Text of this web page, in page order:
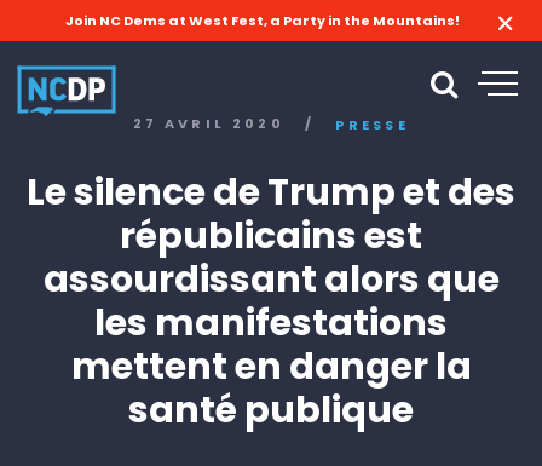
Join NC Dems at West Fest, a Party in the Mountains!
27 AVRIL 2020 / PRESSE
Le silence de Trump et des
républicains est
assourdissant alors que
les manifestations
mettent en danger la
santé publique